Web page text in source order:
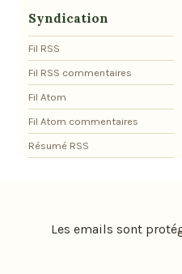
Syndication
Fil RSS
Fil RSS commentaires
Fil Atom
Fil Atom commentaires
Résumé RSS
Les emails sont